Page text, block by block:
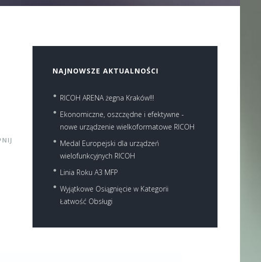
NAJNOWSZE AKTUALNOŚCI
RICOH ARENA żegna Kraków!!!
Ekonomiczne, oszczędne i efektywne -
nowe urządzenie wielkoformatowe RICOH
Medal Europejski dla urządzeń
wielofunkcyjnych RICOH
Linia Roku A3 MFP
Wyjątkowe Osiągnięcie w Kategorii
Łatwość Obsługi